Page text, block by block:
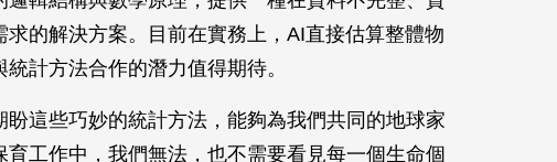
的解決方案。目前在實務上，AI直接估算整體物
計方法合作的潛力值得期待。
這些巧妙的統計方法，能夠為我們共同的地球家
工作中，我們無法，也不需要看見每一個生命個